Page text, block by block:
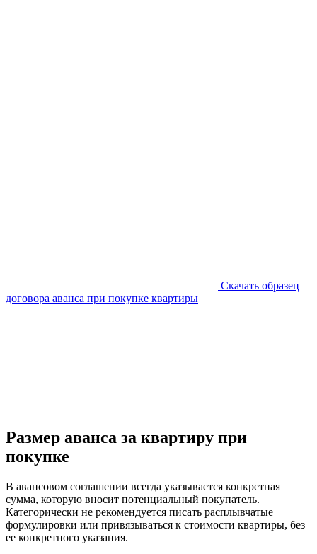
Скачать образец
договора аванса при покупке квартиры
Размер аванса за квартиру при
покупке
В авансовом соглашении всегда указывается конкретная
сумма, которую вносит потенциальный покупатель.
Категорически не рекомендуется писать расплывчатые
формулировки или привязываться к стоимости квартиры, без
ее конкретного указания.